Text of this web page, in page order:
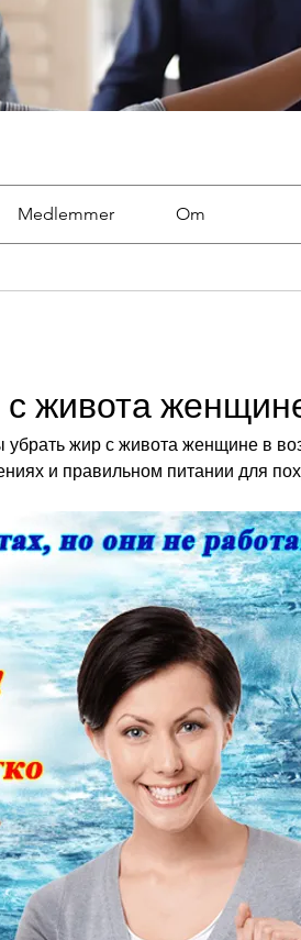
Medlemmer Om
с живота
жир с живота женщине в
и правильном питании для